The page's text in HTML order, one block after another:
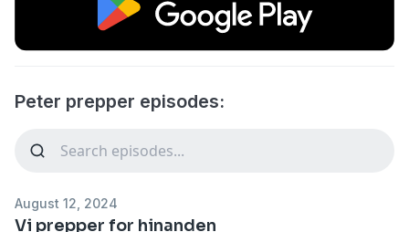
Peter prepper episodes:
August 12, 2024
Vi prepper for hinanden